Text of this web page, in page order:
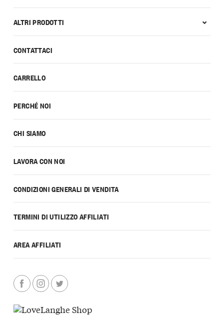
CONTATTACI
CARRELLO
PERCHÉ NOI
CHI SIAMO
LAVORA CON NOI
CONDIZIONI GENERALI DI VENDITA
TERMINI DI UTILIZZO AFFILIATI
AREA AFFILIATI
ALTRI PRODOTTI